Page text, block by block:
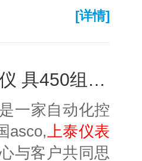
[详情]
sc-110 手提式电导率电阻率盐度tds.测定仪 具450组数据储存-上泰仪表
一家自动化控
asco,上泰仪表
与客户共同思